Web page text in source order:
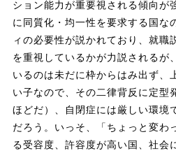
ション能力が重要視される傾向が
に同質化・均一性を要求する国な
ィの必要性が説かれており、就職
を重視しているかが力説されるが
いるのは未だに枠からはみ出ず、
い子なので、その二律背反に定型
ほどだ）、自閉症には厳しい環境
だろう。いっそ、「ちょっと変わ
る受容度、許容度が高い国、社会